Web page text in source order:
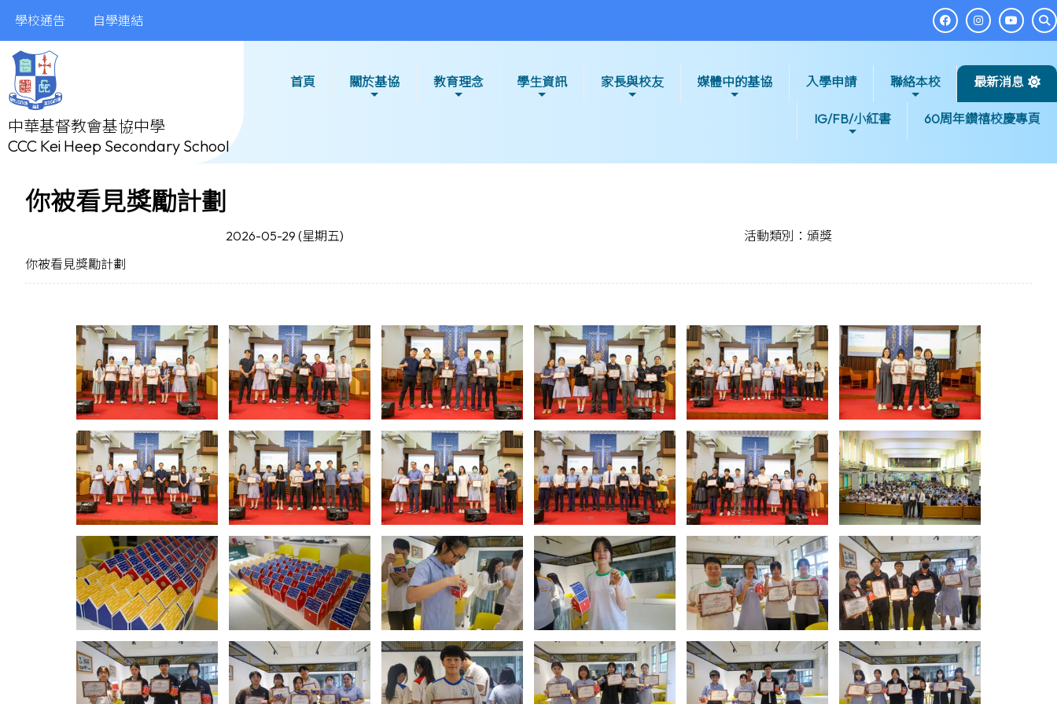
學校通告 自學連結
中華基督教會基協中學
CCC Kei Heep Secondary School
首頁 關於基協 教育理念 學生資訊 家長與校友 媒體中的基協 入學申請 聯絡本校 最新消息
IG/FB/小紅書 60周年鑽禧校慶專頁
你被看見獎勵計劃
2026-05-29 (星期五)
活動類別：頒獎
你被看見獎勵計劃